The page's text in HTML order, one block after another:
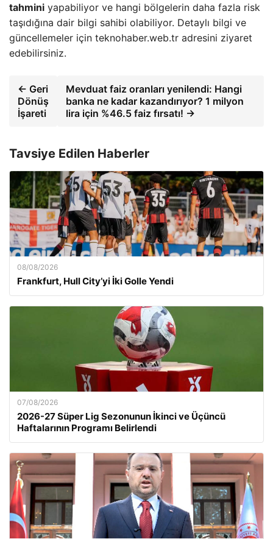
tahmini yapabiliyor ve hangi bölgelerin daha fazla risk
taşıdığına dair bilgi sahibi olabiliyor. Detaylı bilgi ve
güncellemeler için teknohaber.web.tr adresini ziyaret
edebilirsiniz.
← Geri
Dönüş
İşareti
Mevduat faiz oranları yenilendi: Hangi
banka ne kadar kazandırıyor? 1 milyon
lira için %46.5 faiz fırsatı! →
Tavsiye Edilen Haberler
08/08/2026
Frankfurt, Hull City’yi İki Golle Yendi
07/08/2026
2026-27 Süper Lig Sezonunun İkinci ve Üçüncü
Haftalarının Programı Belirlendi